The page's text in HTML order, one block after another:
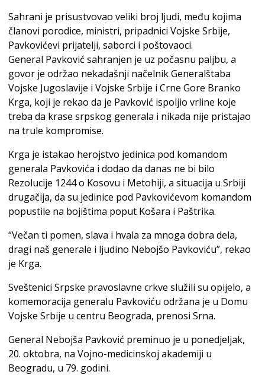
Sahrani je prisustvovao veliki broj ljudi, među kojima
članovi porodice, ministri, pripadnici Vojske Srbije,
Pavkovićevi prijatelji, saborci i poštovaoci.
General Pavković sahranjen je uz počasnu paljbu, a
govor je održao nekadašnji načelnik Generalštaba
Vojske Jugoslavije i Vojske Srbije i Crne Gore Branko
Krga, koji je rekao da je Pavković ispoljio vrline koje
treba da krase srpskog generala i nikada nije pristajao
na trule kompromise.
Krga je istakao herojstvo jedinica pod komandom
generala Pavkovića i dodao da danas ne bi bilo
Rezolucije 1244 o Kosovu i Metohiji, a situacija u Srbiji
drugačija, da su jedinice pod Pavkovićevom komandom
popustile na bojištima poput Košara i Paštrika.
“Večan ti pomen, slava i hvala za mnoga dobra dela,
dragi naš generale i ljudino Nebojšo Pavkoviću”, rekao
je Krga.
Sveštenici Srpske pravoslavne crkve služili su opijelo, a
komemoracija generalu Pavkoviću održana je u Domu
Vojske Srbije u centru Beograda, prenosi Srna.
General Nebojša Pavković preminuo je u ponedjeljak,
20. oktobra, na Vojno-medicinskoj akademiji u
Beogradu, u 79. godini.